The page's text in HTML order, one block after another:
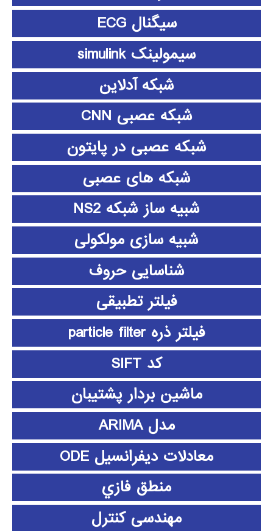
سیگنال ECG
سیمولینک simulink
شبکه آدلاین
شبکه عصبی CNN
شبکه عصبی در پایتون
شبکه های عصبی
شبیه ساز شبکه NS2
شبیه سازی مولکولی
شناسایی حروف
فیلتر تطبیقی
فیلتر ذره particle filter
کد SIFT
ماشین بردار پشتیبان
مدل ARIMA
معادلات دیفرانسیل ODE
منطق فازي
مهندسی کنترل